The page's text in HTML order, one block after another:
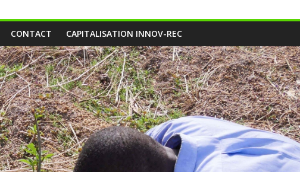
CONTACT CAPITALISATION INNOV-REC